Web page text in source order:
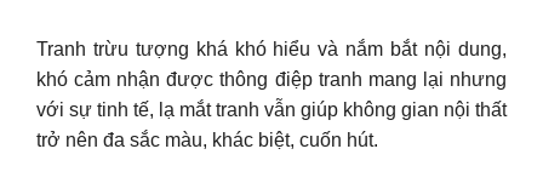
Tranh trừu tượng khá khó hiểu và nắm bắt nội dung,
khó cảm nhận được thông điệp tranh mang lại nhưng
với sự tinh tế, lạ mắt tranh vẫn giúp không gian nội thất
trở nên đa sắc màu, khác biệt, cuốn hút.